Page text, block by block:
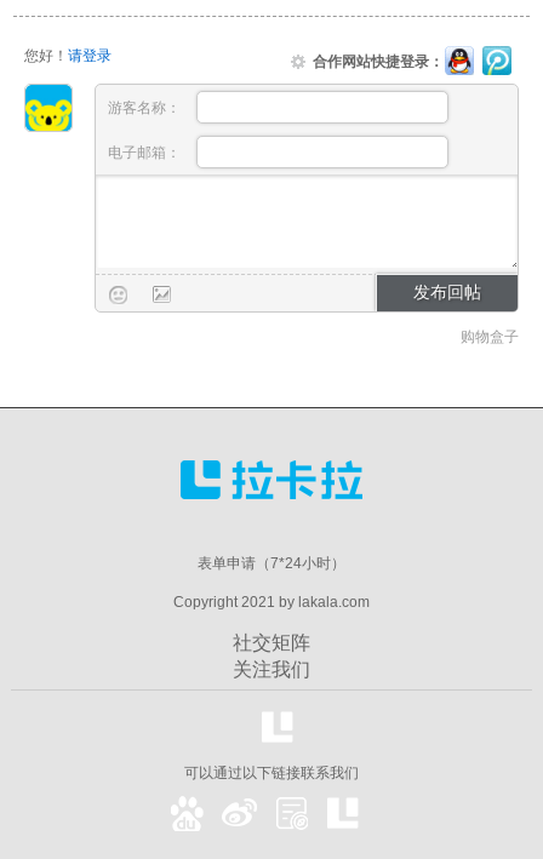
您好！ 请登录 合作网站快捷登录：
游客名称：
电子邮箱：
购物盒子
表单申请（7*24小时）
Copyright 2021 by lakala.com
社交矩阵
关注我们
可以通过以下链接联系我们